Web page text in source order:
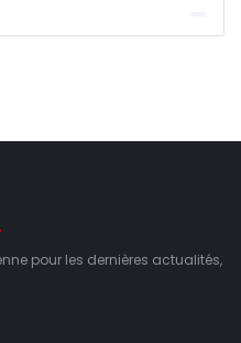
pour les dernières actualités,